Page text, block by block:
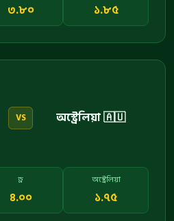
৩.৮০ ১.৮৫
VS অস্ট্রেলিয়া 🇦🇺
ড্র
৪.০০
অস্ট্রেলিয়া
১.৭৫